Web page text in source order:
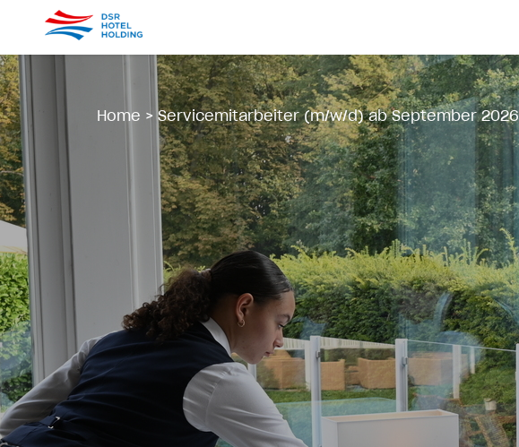
Home > Servicemitarbeiter (m/w/d) ab September 2026